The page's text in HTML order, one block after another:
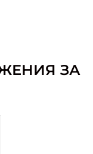
ЗА